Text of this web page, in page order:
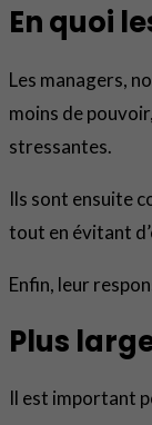
En quoi
Les managers,
moins de
stressantes.
Ils sont ensuite
tout en évitant
Enfin, leur
Plus
Il est important